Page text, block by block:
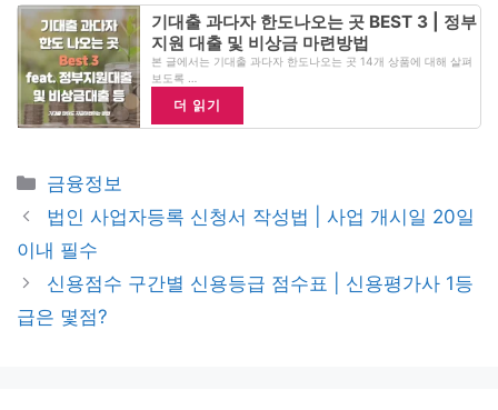
기대출 과다자 한도나오는 곳 BEST 3 | 정부
지원 대출 및 비상금 마련방법
본 글에서는 기대출 과다자 한도나오는 곳 14개 상품에 대해 살펴
보도록 …
더 읽기
Categories
금융정보
법인 사업자등록 신청서 작성법 | 사업 개시일 20일
이내 필수
신용점수 구간별 신용등급 점수표 | 신용평가사 1등
급은 몇점?